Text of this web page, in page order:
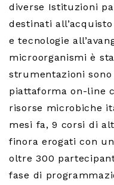
diverse Istituzioni
destinati
e tecnologie
microorganismi è
strumentazioni
piattaforma on-line
risorse microbiche
mesi fa, 9 corsi di
finora erogati con
oltre 300
fase di